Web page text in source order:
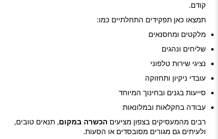
קודם.
תמצאו כאן תפקידים התחלתיים כמו:
מלקטים ומחסנאים
שליחים ונהגים
נציגי שירות טלפוני
עובדי ניקיון ותחזוקה
סייעות בגנים ובחינוך המיוחד
עבודה בחקלאות ובמלונאות
רבים מהמעסיקים בצפון מציעים הכשרה במקום, תנאים טובים,
ולעיתים גם מגורים מסובסדים או הסעות.